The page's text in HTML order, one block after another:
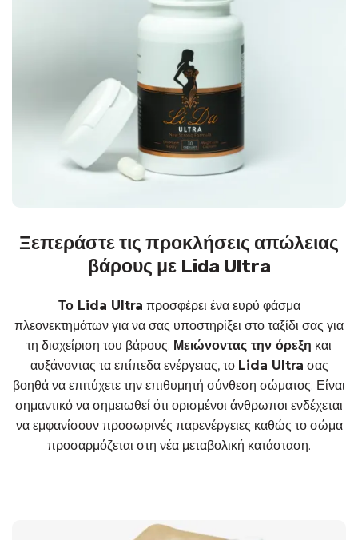
Ξεπεράστε τις προκλήσεις απώλειας
βάρους με Lida Ultra
Το Lida Ultra προσφέρει ένα ευρύ φάσμα
πλεονεκτημάτων για να σας υποστηρίξει στο ταξίδι σας για
τη διαχείριση του βάρους. Μειώνοντας την όρεξη και
αυξάνοντας τα επίπεδα ενέργειας, το Lida Ultra σας
βοηθά να επιτύχετε την επιθυμητή σύνθεση σώματος. Είναι
σημαντικό να σημειωθεί ότι ορισμένοι άνθρωποι ενδέχεται
να εμφανίσουν προσωρινές παρενέργειες καθώς το σώμα
προσαρμόζεται στη νέα μεταβολική κατάσταση.